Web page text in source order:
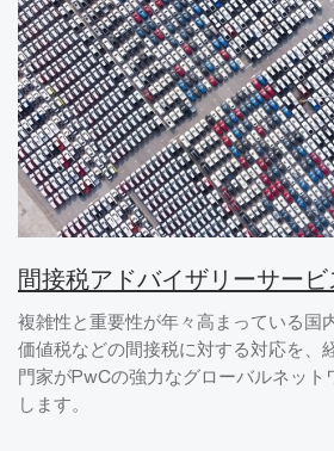
間接税アドバイザリーサービ
複雑性と重要性が年々高まっている国
価値税などの間接税に対する対応を、
門家がPwCの強力なグローバルネット
します。